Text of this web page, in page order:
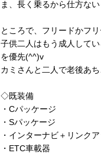
ま、長く乗るから仕方な
ところで、フリードかフ
子供二人はもう成人して
を優先(^^)v
カミさんと二人で老後あ
◇既装備
・Cパッケージ
・Sパッケージ
・インターナビ＋リンク
・ETC車載器